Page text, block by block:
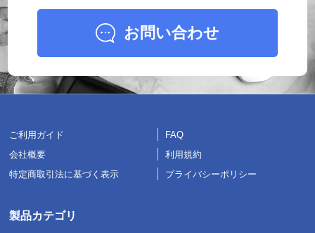
お問い合わせ
ご利用ガイド
FAQ
会社概要
利用規約
特定商取引法に基づく表示
プライバシーポリシー
製品カテゴリ